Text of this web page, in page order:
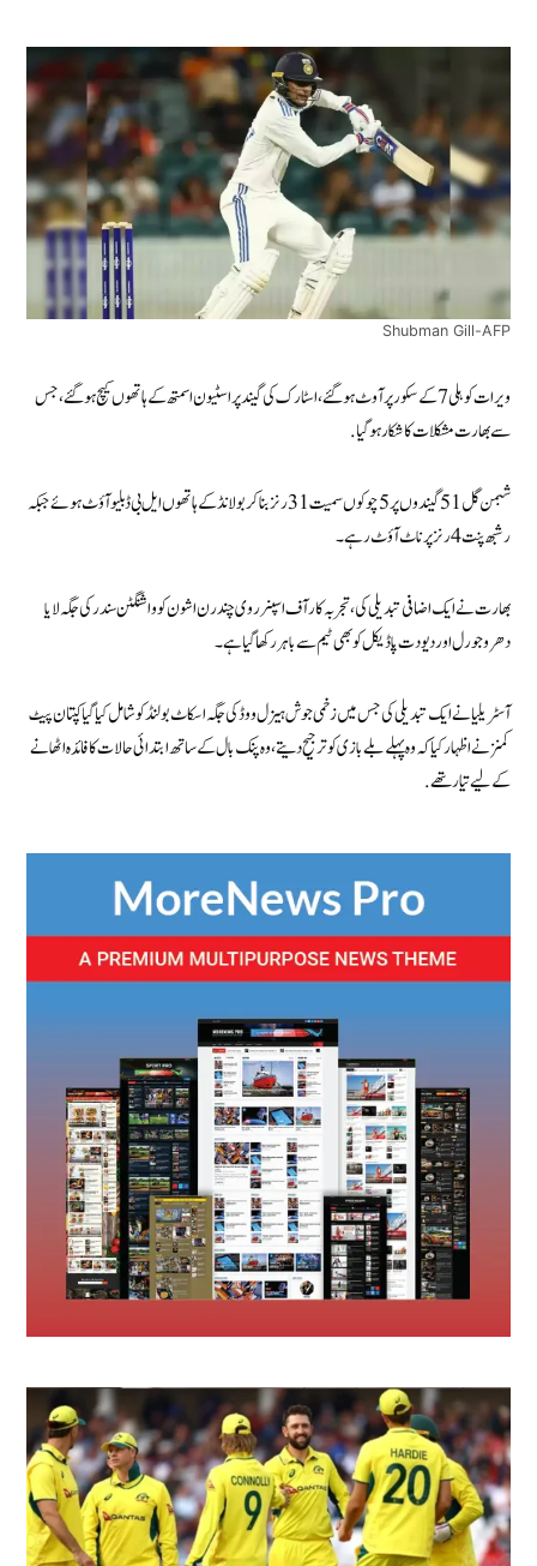
Shubman Gill-AFP
ویرات کوہلی 7 کے سکور پر آوٹ ہو گئے، اسٹارک کی گیند پر اسٹیون اسمتھ کے ہاتھوں کیچ ہو گئے، جس
سے بھارت مشکلات کا شکار ہو گیا.
شبمن گل 51 گیندوں پر 5 چوکوں سمیت 31 رنز بنا کر بولانڈ کے ہاتھوں ایل بی ڈبلیو آؤٹ ہوئے جبکہ
رشبھ پنت 4 رنز پر ناٹ آؤٹ رہے۔
بھارت نے ایک اضافی تبدیلی کی، تجربہ کار آف اسپنر روی چندرن اشون کو واشنگٹن سندر کی جگہ لایا
دھرو جورل اور دیو دت پاڈیکل کو بھی ٹیم سے باہر رکھا گیا ہے۔
آسٹریلیا نے ایک تبدیلی کی جس میں زخمی جوش ہیزل ووڈ کی جگہ اسکاٹ بولنڈ کو شامل کیا گیا کپتان پیٹ
کمنز نے اظہار کیا کہ وہ پہلے بلے بازی کو ترجیح دیتے، وہ پنک بال کے ساتھ ابتدائی حالات کا فائدہ اٹھانے
کے لیے تیار تھے.